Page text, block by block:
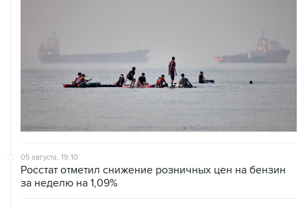
05 августа, 19:10
Росстат отметил снижение розничных цен на бензин
за неделю на 1,09%